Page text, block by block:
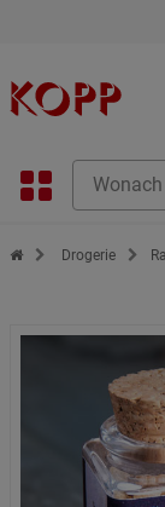
Zur Startseite des
Drogerie